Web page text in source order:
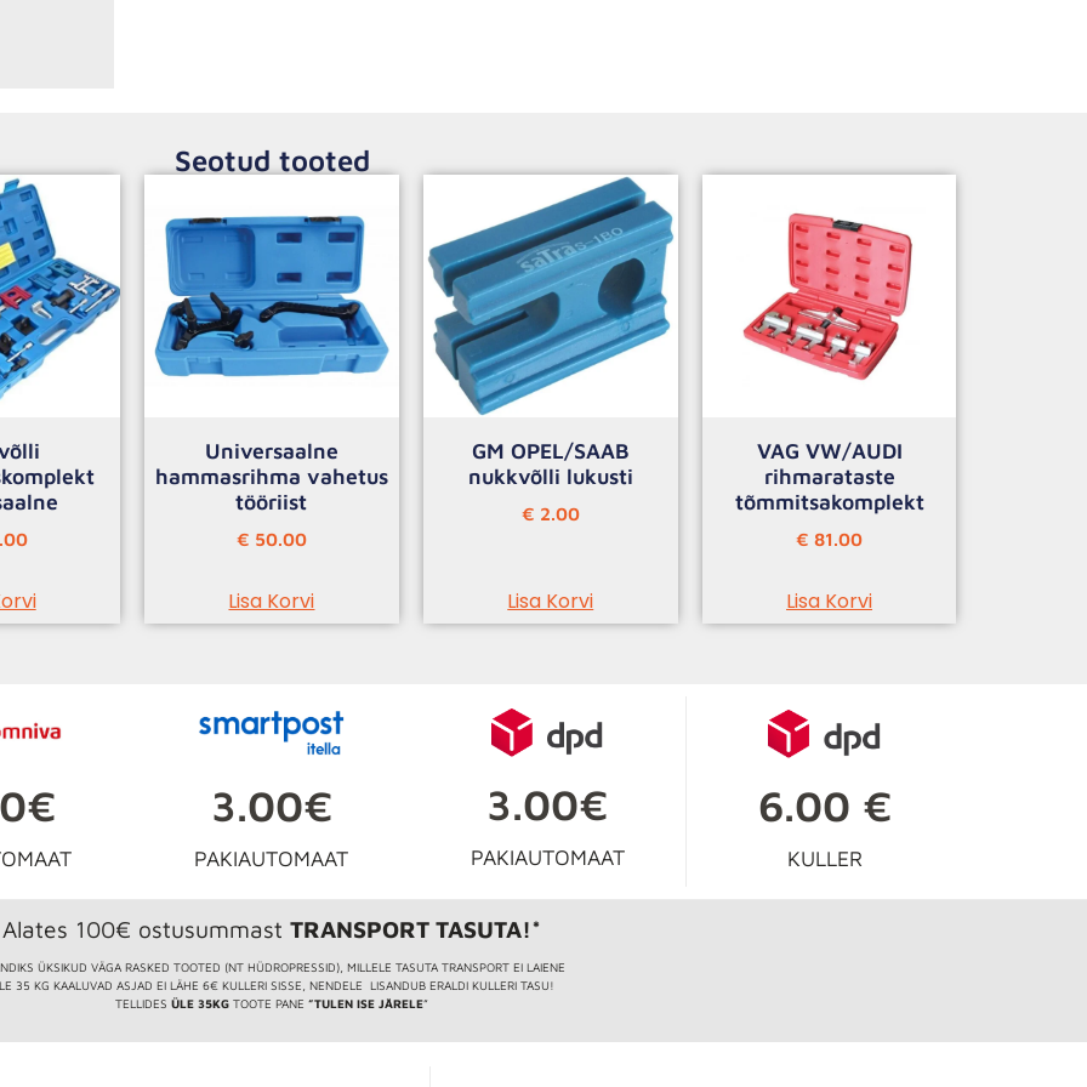
Seotud tooted
Universaalne
hammasrihma vahetus
tööriist
€ 50.00
Lisa Korvi
GM OPEL/SAAB
nukkvõlli lukusti
€ 2.00
Lisa Korvi
VAG VW/AUDI
rihmarataste
tõmmitsakomplekt
€ 81.00
Lisa Korvi
3.00€
PAKIAUTOMAAT
3.00€
PAKIAUTOMAAT
6.00 €
KULLER
Alates 100€ ostusummast TRANSPORT TASUTA!*
ÜKSIKUD VÄGA RASKED TOOTED (NT HÜDROPRESSID), MILLELE TASUTA TRANSPORT EI LAIENE
35 KG KAALUVAD ASJAD EI LÄHE 6€ KULLERI SISSE, NENDELE LISANDUB ERALDI KULLERI TASU!
TELLIDES ÜLE 35KG TOOTE PANE ”TULEN ISE JÄRELE”